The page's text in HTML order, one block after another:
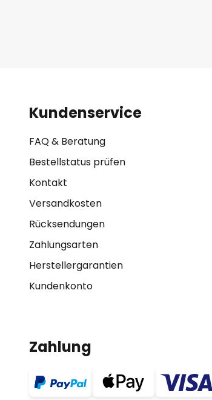
Kundenservice
FAQ & Beratung
Bestellstatus prüfen
Kontakt
Versandkosten
Rücksendungen
Zahlungsarten
Herstellergarantien
Kundenkonto
Zahlung